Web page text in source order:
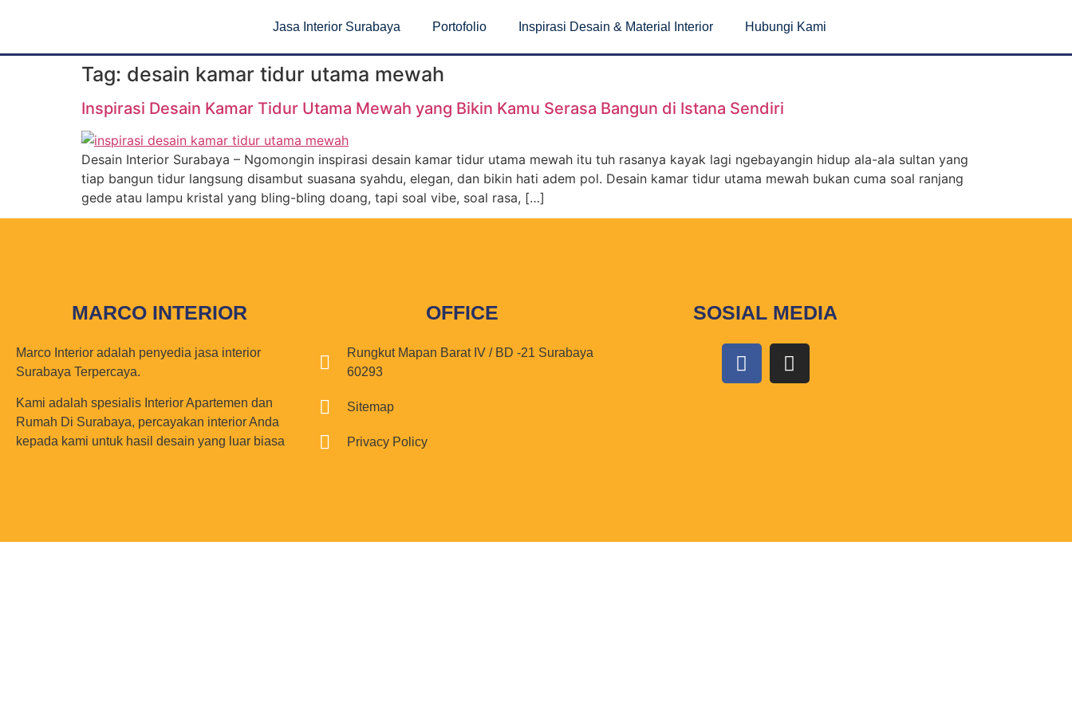
Jasa Interior Surabaya Portofolio Inspirasi Desain & Material Interior Hubungi Kami
Tag: desain kamar tidur utama mewah
Inspirasi Desain Kamar Tidur Utama Mewah yang Bikin Kamu Serasa Bangun di Istana Sendiri
Desain Interior Surabaya – Ngomongin inspirasi desain kamar tidur utama mewah itu tuh rasanya kayak lagi ngebayangin hidup ala-ala sultan yang
tiap bangun tidur langsung disambut suasana syahdu, elegan, dan bikin hati adem pol. Desain kamar tidur utama mewah bukan cuma soal ranjang
gede atau lampu kristal yang bling-bling doang, tapi soal vibe, soal rasa, […]
MARCO INTERIOR
Marco Interior adalah penyedia jasa interior
Surabaya Terpercaya.
Kami adalah spesialis Interior Apartemen dan
Rumah Di Surabaya, percayakan interior Anda
kepada kami untuk hasil desain yang luar biasa
OFFICE
Rungkut Mapan Barat IV / BD -21 Surabaya
60293
Sitemap
Privacy Policy
SOSIAL MEDIA